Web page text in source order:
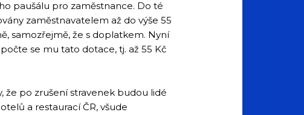
paušálu pro zaměstnance. Do té
zaměstnavatelem až do výše 55
samozřejmě, že s doplatkem. Nyní
se mu tato dotace, tj. až 55 Kč
že po zrušení stravenek budou lidé
a restaurací ČR, všude